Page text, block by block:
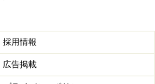
採用情報
広告掲載